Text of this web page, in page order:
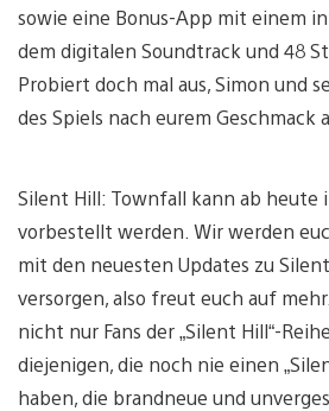
sowie eine Bonus-App mit einem
dem digitalen Soundtrack und 48
Probiert doch mal aus, Simon und
des Spiels nach eurem Geschmack
Silent Hill: Townfall kann ab heute
vorbestellt werden. Wir werden
mit den neuesten Updates zu
versorgen, also freut euch auf
nicht nur Fans der „Silent Hill“-
diejenigen, die noch nie einen
haben, die brandneue und